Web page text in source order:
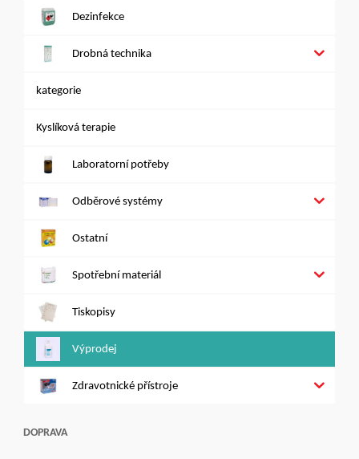
Dezinfekce
Drobná technika
kategorie
Kyslíková terapie
Laboratorní potřeby
Odběrové systémy
Ostatní
Spotřební materiál
Tiskopisy
Výprodej
Zdravotnické přístroje
DOPRAVA